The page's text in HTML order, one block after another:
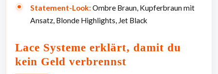
Statement-Look:Ombre Braun, Kupferbraun mit
Ansatz, Blonde Highlights, Jet Black
Lace Systeme erklärt, damit du
kein Geld verbrennst